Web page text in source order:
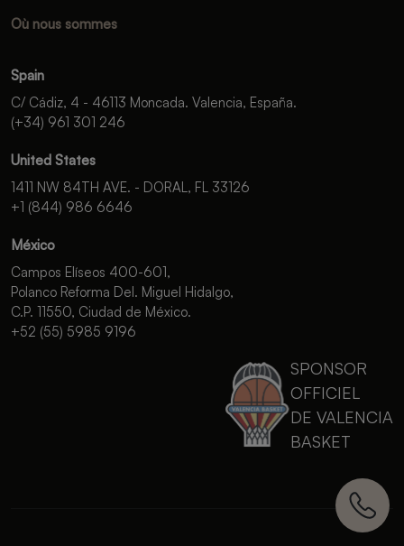
Où nous sommes
Spain
C/ Cádiz, 4 - 46113 Moncada. Valencia, España.
(+34) 961 301 246
United States
1411 NW 84TH AVE. - DORAL, FL 33126
+1 (844) 986 6646
México
Campos Elíseos 400-601,
Polanco Reforma Del. Miguel Hidalgo,
C.P. 11550, Ciudad de México.
+52 (55) 5985 9196
SPONSOR
OFFICIEL
DE VALENCIA
BASKET